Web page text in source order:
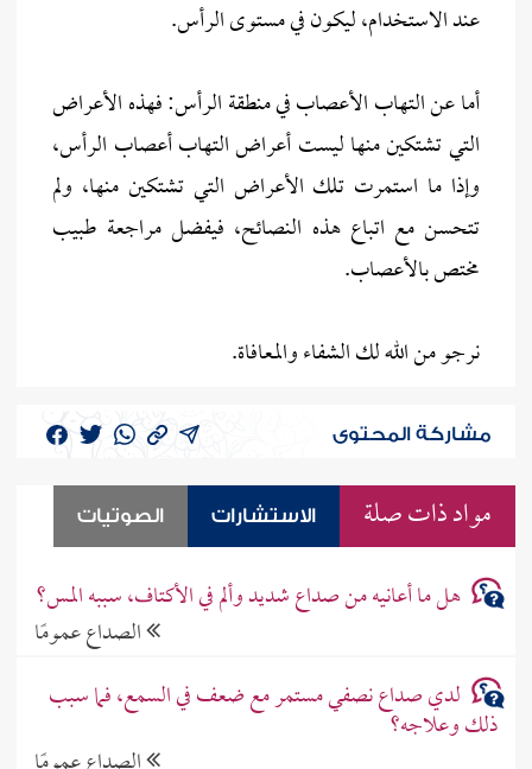
عند الاستخدام، ليكون في مستوى الرأس.
أما عن التهاب الأعصاب في منطقة الرأس: فهذه الأعراض
التي تشتكين منها ليست أعراض التهاب أعصاب الرأس،
وإذا ما استمرت تلك الأعراض التي تشتكين منها، ولم
تتحسن مع اتباع هذه النصائح، فيفضل مراجعة طبيب
مختص بالأعصاب.
نرجو من الله لك الشفاء والمعافاة.
مشاركة المحتوى
مواد ذات صلة الاستشارات الصوتيات
هل ما أعانيه من صداع شديد وألم في الأكتاف، سببه المس؟
الصداع عمومًا
لدي صداع نصفي مستمر مع ضعف في السمع، فما سبب
ذلك وعلاجه؟